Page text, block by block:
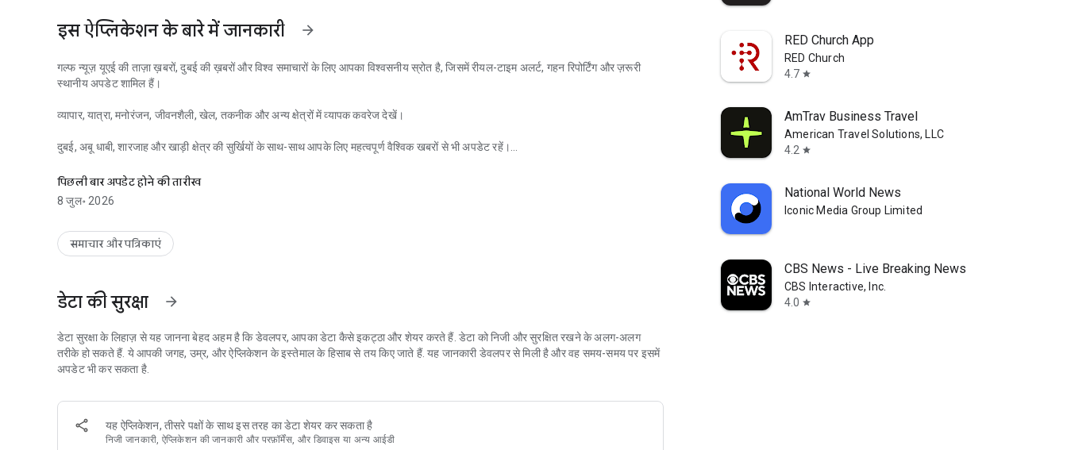
इस ऐप्लिकेशन के बारे में जानकारी arrow_forward
गल्फ न्यूज़ यूएई की ताज़ा ख़बरों, दुबई की ख़बरों और विश्व समाचारों के लिए आपका विश्वसनीय स्रोत है, जिसमें रीयल-टाइम अलर्ट, गहन रिपोर्टिंग और ज़रूरी
स्थानीय अपडेट शामिल हैं।
व्यापार, यात्रा, मनोरंजन, जीवनशैली, खेल, तकनीक और अन्य क्षेत्रों में व्यापक कवरेज देखें।
दुबई, अबू धाबी, शारजाह और खाड़ी क्षेत्र की सुर्खियों के साथ-साथ आपके लिए महत्वपूर्ण वैश्विक खबरों से भी अपडेट रहें।
विशेषताएँ
• ब्रेकिंग न्यूज़ सूचनाएँ जो यूएई और दुनिया के तुरंत अपडेट देती हैं।
• यूएई, खाड़ी और दुनिया के सभी क्षेत्रों की पूरी ख़बरें।
• सभी अमीरात और खाड़ी देशों के लिए सटीक प्रार्थना समय।
• आज के पूर्वानुमान के साथ यूएई के शहरों के लिए मौसम अपडेट।
• व्यापार, संस्कृति और अन्य विषयों पर गहन चर्चाओं वाले आकर्षक पॉडकास्ट।
• ग्रेच्युटी कैलकुलेटर जो आपको यूएई के श्रम नियमों के आधार पर सेवा समाप्ति लाभों का अनुमान लगाने में मदद करता है।
ब्रेकिंग न्यूज़ नोटिफिकेशन, विश्व समाचार विश्लेषण और यूएई की सभी ज़रूरी जानकारी एक ही ऐप में पाने के लिए गल्फ न्यूज़ ऐप डाउनलोड करें। आप जहाँ भी हों,
विश्वसनीय रिपोर्टिंग और रीयल-टाइम अपडेट के साथ आगे रहें।
पिछली बार अपडेट होने की तारीख
8 जुल॰ 2026
समाचार और पत्रिकाएं
डेटा की सुरक्षा arrow_forward
डेटा सुरक्षा के लिहाज़ से यह जानना बेहद अहम है कि डेवलपर, आपका डेटा कैसे इकट्ठा और शेयर करते हैं. डेटा को निजी और सुरक्षित रखने के अलग-अलग
तरीके हो सकते हैं. ये आपकी जगह, उम्र, और ऐप्लिकेशन के इस्तेमाल के हिसाब से तय किए जाते हैं. यह जानकारी डेवलपर से मिली है और वह समय-समय पर इसमें
अपडेट भी कर सकता है.
यह ऐप्लिकेशन, तीसरे पक्षों के साथ इस तरह का डेटा शेयर कर सकता है
निजी जानकारी, ऐप्लिकेशन की जानकारी और परफ़ॉर्मेंस, और डिवाइस या अन्य आईडी
RED Church App
RED Church
4.7 star
AmTrav Business Travel
American Travel Solutions, LLC
4.2 star
National World News
Iconic Media Group Limited
CBS News - Live Breaking News
CBS Interactive, Inc.
4.0 star